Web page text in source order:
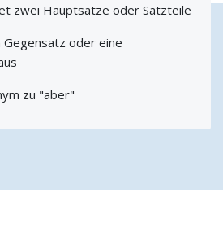
zwei Hauptsätze oder Satzteile
Gegensatz oder eine
zu "aber"